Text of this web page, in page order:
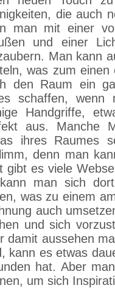
die auch
man mit einer
und einer
Man kann
was zum
den Raum ein
schaffen,
Handgriffe,
aus. Manche
ihres Raumes
denn man
gibt es viele
man sich
was zu einem
auch
und sich
damit aussehen
kann es etwas
hat. Aber
um sich